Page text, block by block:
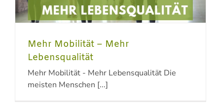
Mehr Mobilität – Mehr
Lebensqualität
Mehr Mobilität - Mehr Lebensqualität Die
meisten Menschen [...]